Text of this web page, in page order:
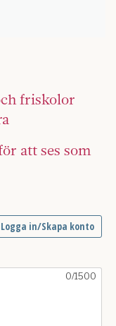
friskolor
att ses som